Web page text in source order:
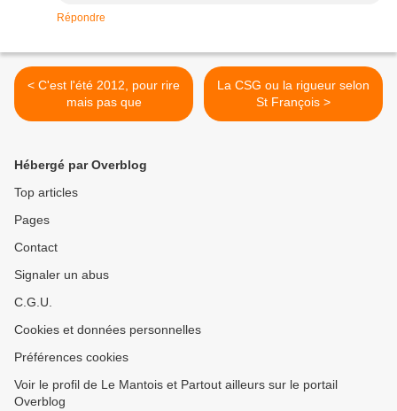
Répondre
< C'est l'été 2012, pour rire
mais pas que
La CSG ou la rigueur selon
St François >
Hébergé par Overblog
Top articles
Pages
Contact
Signaler un abus
C.G.U.
Cookies et données personnelles
Préférences cookies
Voir le profil de Le Mantois et Partout ailleurs sur le portail
Overblog